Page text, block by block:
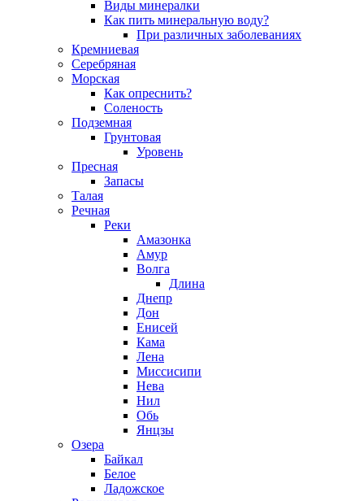
Виды минералки
Как пить минеральную воду?
При различных заболеваниях
Кремниевая
Серебряная
Морская
Как опреснить?
Соленость
Подземная
Грунтовая
Уровень
Пресная
Запасы
Талая
Речная
Реки
Амазонка
Амур
Волга
Длина
Днепр
Дон
Енисей
Кама
Лена
Миссисипи
Нева
Нил
Обь
Янцзы
Озера
Байкал
Белое
Ладожское